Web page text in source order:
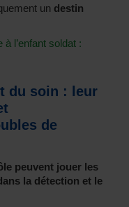
un destin
à l’enfant soldat :
du soin : leur
de
peuvent jouer les
la détection et le